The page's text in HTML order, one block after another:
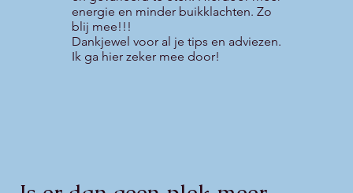
energie en minder buikklachten. Zo
blij mee!!!
Dankjewel voor al je tips en adviezen.
Ik ga hier zeker mee door!